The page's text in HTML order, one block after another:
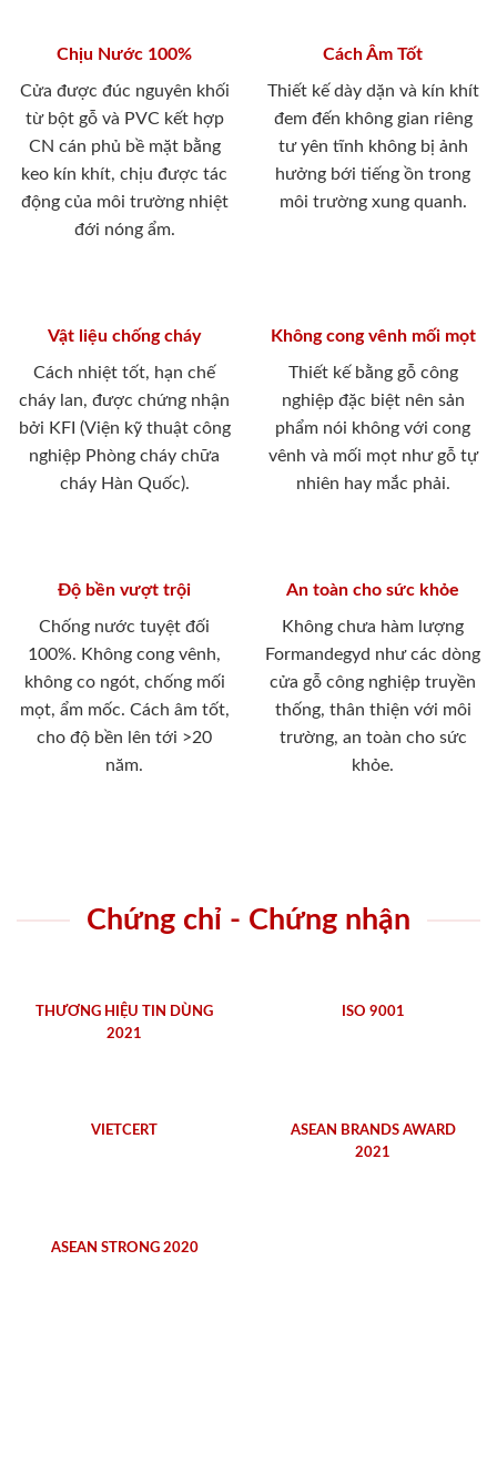
Chịu Nước 100%
Cửa được đúc nguyên khối
từ bột gỗ và PVC kết hợp
CN cán phủ bề mặt bằng
keo kín khít, chịu được tác
động của môi trường nhiệt
đới nóng ẩm.
Cách Âm Tốt
Thiết kế dày dặn và kín khít
đem đến không gian riêng
tư yên tĩnh không bị ảnh
hưởng bới tiếng ồn trong
môi trường xung quanh.
Vật liệu chống cháy
Cách nhiệt tốt, hạn chế
cháy lan, được chứng nhận
bởi KFI (Viện kỹ thuật công
nghiệp Phòng cháy chữa
cháy Hàn Quốc).
Không cong vênh mối mọt
Thiết kế bằng gỗ công
nghiệp đặc biệt nên sản
phẩm nói không với cong
vênh và mối mọt như gỗ tự
nhiên hay mắc phải.
Độ bền vượt trội
Chống nước tuyệt đối
100%. Không cong vênh,
không co ngót, chống mối
mọt, ẩm mốc. Cách âm tốt,
cho độ bền lên tới >20
năm.
An toàn cho sức khỏe
Không chưa hàm lượng
Formandegyd như các dòng
cửa gỗ công nghiệp truyền
thống, thân thiện với môi
trường, an toàn cho sức
khỏe.
Chứng chỉ - Chứng nhận
THƯƠNG HIỆU TIN DÙNG
2021
ISO 9001
VIETCERT
ASEAN BRANDS AWARD
2021
ASEAN STRONG 2020